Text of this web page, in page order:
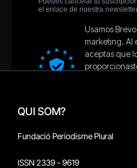
QUI SOM?
Fundació Periodisme Plural
ISSN 2339 - 9619